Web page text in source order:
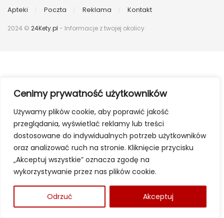
Cenimy prywatność użytkowników
Używamy plików cookie, aby poprawić jakość
przeglądania, wyświetlać reklamy lub treści
dostosowane do indywidualnych potrzeb użytkowników
oraz analizować ruch na stronie. Kliknięcie przycisku
„Akceptuj wszystkie” oznacza zgodę na
wykorzystywanie przez nas plików cookie.
Odrzuć Akceptuj
Apteki Poczta Reklama Kontakt
2024 © 24Kety.pl - Informacje z twojej okolicy